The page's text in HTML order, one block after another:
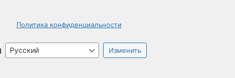
Политика конфиденциальности
Язык